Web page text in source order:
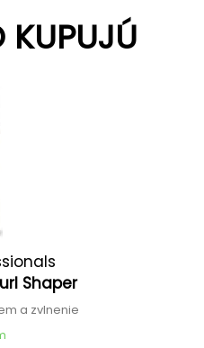
KUPUJÚ
Shaper
a zvlnenie